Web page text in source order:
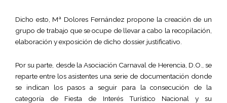
Dicho esto, Mª Dolores Fernández propone la creación de un
grupo de trabajo que se ocupe de llevar a cabo la recopilación,
elaboración y exposición de dicho dossier justificativo.
Por su parte, desde la Asociación Carnaval de Herencia, D.O., se
reparte entre los asistentes una serie de documentación donde
se indican los pasos a seguir para la consecución de la
categoría de Fiesta de Interés Turístico Nacional y su